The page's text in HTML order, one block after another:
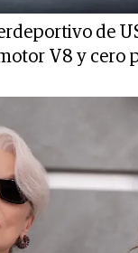
de
V8 y cero